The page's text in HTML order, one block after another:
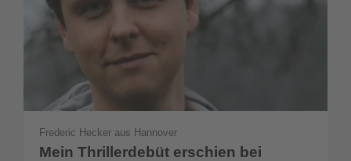
Frederic Hecker aus Hannover
Mein Thrillerdebüt erschien bei